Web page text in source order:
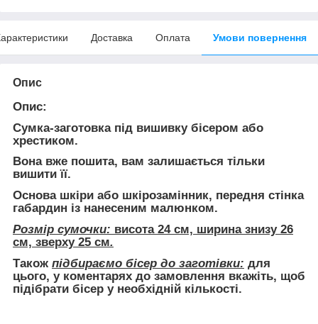
Доставка Оплата Умови повернення
Опис
Опис:
Сумка-заготовка під вишивку бісером або
хрестиком.
Вона вже пошита, вам залишається тільки
вишити її.
Основа шкіри або шкірозамінник, передня стінка
габардин із нанесеним малюнком.
Розмір сумочки: висота 24 см, ширина знизу 26
см, зверху 25 см.
Також підбираємо бісер до заготівки: для
цього, у коментарях до замовлення вкажіть, щоб
підібрати бісер у необхідній кількості.